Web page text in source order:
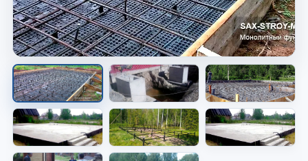
Опалубка перед заливкой
Показана форма будущего основания перед
бетоном.